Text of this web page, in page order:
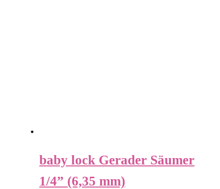
baby lock Gerader Säumer
1/4” (6,35 mm)